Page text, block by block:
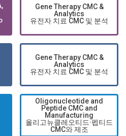
Gene Therapy CMC &
Analytics
유전자 치료 CMC 및 분석
Gene Therapy CMC &
Analytics
유전자 치료 CMC 및 분석
Oligonucleotide and
Peptide CMC and
Manufacturing
올리고뉴클레오티드·펩티드
CMC와 제조